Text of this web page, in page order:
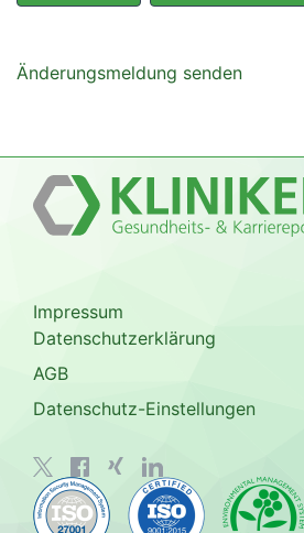
Änderungsmeldung senden
Impressum
Datenschutzerklärung
AGB
Datenschutz-Einstellungen